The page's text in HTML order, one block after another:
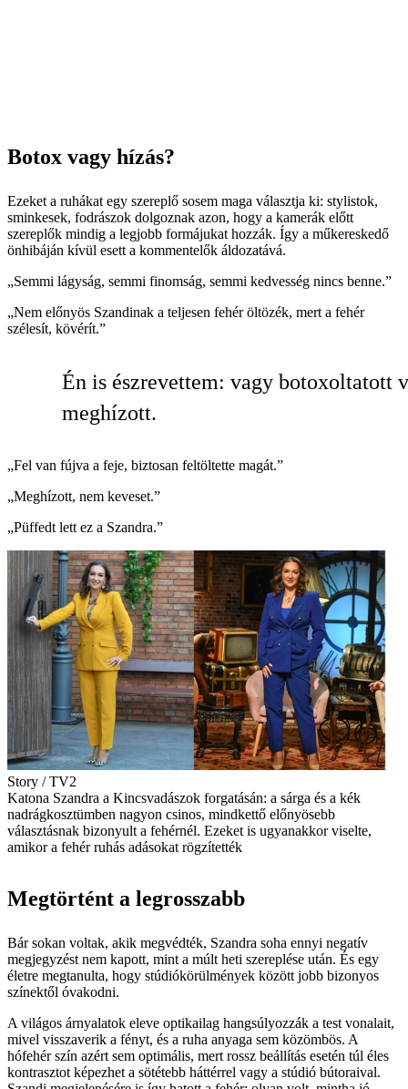
Botox vagy hízás?
Ezeket a ruhákat egy szereplő sosem maga választja ki: stylistok,
sminkesek, fodrászok dolgoznak azon, hogy a kamerák előtt
szereplők mindig a legjobb formájukat hozzák. Így a műkereskedő
önhibáján kívül esett a kommentelők áldozatává.
„Semmi lágyság, semmi finomság, semmi kedvesség nincs benne.”
„Nem előnyös Szandinak a teljesen fehér öltözék, mert a fehér
szélesít, kövérít.”
Én is észrevettem: vagy botoxoltatott
meghízott.
„Fel van fújva a feje, biztosan feltöltette magát.”
„Meghízott, nem keveset.”
„Püffedt lett ez a Szandra.”
Story / TV2
Katona Szandra a Kincsvadászok forgatásán: a sárga és a kék
nadrágkosztümben nagyon csinos, mindkettő előnyösebb
választásnak bizonyult a fehérnél. Ezeket is ugyanakkor viselte,
amikor a fehér ruhás adásokat rögzítették
Megtörtént a legrosszabb
Bár sokan voltak, akik megvédték, Szandra soha ennyi negatív
megjegyzést nem kapott, mint a múlt heti szereplése után. És egy
életre megtanulta, hogy stúdiókörülmények között jobb bizonyos
színektől óvakodni.
A világos árnyalatok eleve optikailag hangsúlyozzák a test vonalait,
mivel visszaverik a fényt, és a ruha anyaga sem közömbös. A
hófehér szín azért sem optimális, mert rossz beállítás esetén túl éles
kontrasztot képezhet a sötétebb háttérrel vagy a stúdió bútoraival.